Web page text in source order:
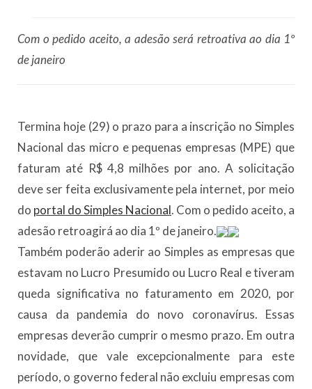
Com o pedido aceito, a adesão será retroativa ao dia 1º
de janeiro
Termina hoje (29) o prazo para a inscrição no Simples
Nacional das micro e pequenas empresas (MPE) que
faturam até R$ 4,8 milhões por ano. A solicitação
deve ser feita exclusivamente pela internet, por meio
do portal do Simples Nacional. Com o pedido aceito, a
adesão retroagirá ao dia 1º de janeiro.
Também poderão aderir ao Simples as empresas que
estavam no Lucro Presumido ou Lucro Real e tiveram
queda significativa no faturamento em 2020, por
causa da pandemia do novo coronavírus. Essas
empresas deverão cumprir o mesmo prazo. Em outra
novidade, que vale excepcionalmente para este
período, o governo federal não excluiu empresas com